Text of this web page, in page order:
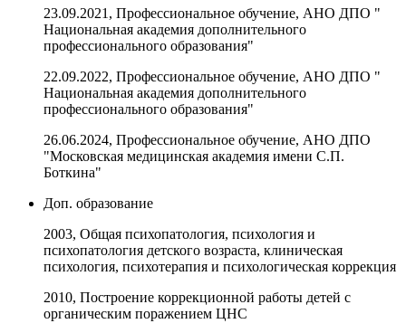
23.09.2021, Профессиональное обучение, АНО ДПО "
Национальная академия дополнительного
профессионального образования"
22.09.2022, Профессиональное обучение, АНО ДПО "
Национальная академия дополнительного
профессионального образования"
26.06.2024, Профессиональное обучение, АНО ДПО
"Московская медицинская академия имени С.П.
Боткина"
Доп. образование
2003, Общая психопатология, психология и
психопатология детского возраста, клиническая
психология, психотерапия и психологическая коррекция
2010, Построение коррекционной работы детей с
органическим поражением ЦНС